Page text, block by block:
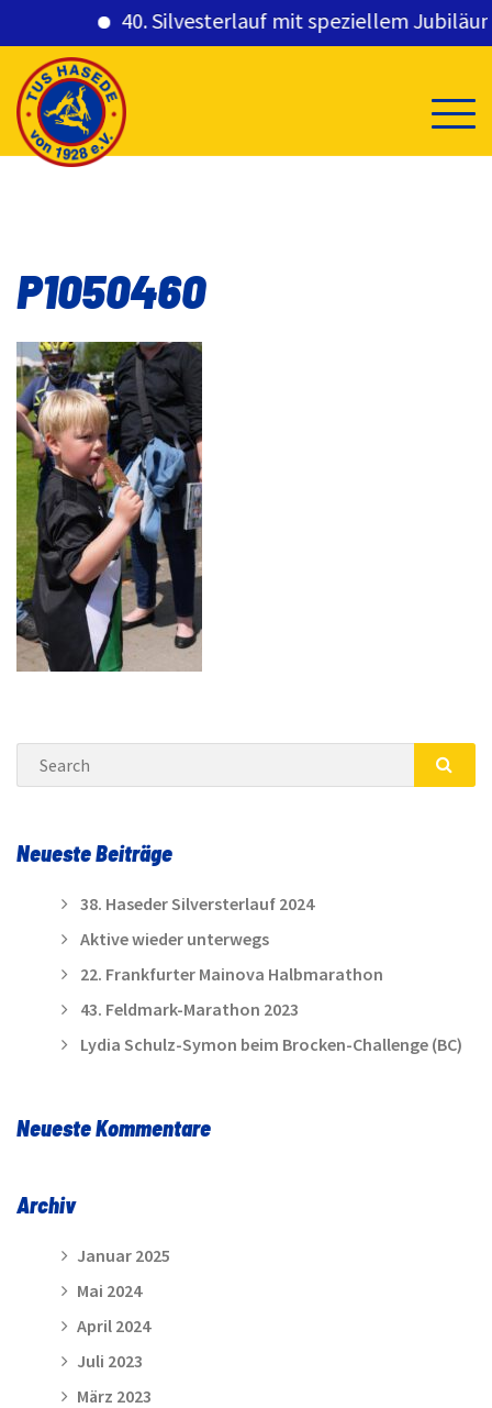
40. Silvesterlauf mit speziellem
content
P1050460
Search
Neueste Beiträge
38. Haseder Silversterlauf 2024
Aktive wieder unterwegs
22. Frankfurter Mainova Halbmarathon
43. Feldmark-Marathon 2023
Lydia Schulz-Symon beim Brocken-Challenge (BC)
Neueste Kommentare
Archiv
Januar 2025
Mai 2024
April 2024
Juli 2023
März 2023